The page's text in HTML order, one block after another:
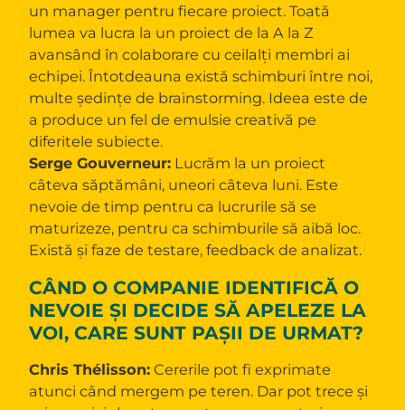
un manager pentru fiecare proiect. Toată
lumea va lucra la un proiect de la A la Z
avansând în colaborare cu ceilalți membri ai
echipei. Întotdeauna există schimburi între noi,
multe ședințe de brainstorming. Ideea este de
a produce un fel de emulsie creativă pe
diferitele subiecte.
Serge Gouverneur:Lucrăm la un proiect
câteva săptămâni, uneori câteva luni. Este
nevoie de timp pentru ca lucrurile să se
maturizeze, pentru ca schimburile să aibă loc.
Există și faze de testare, feedback de analizat.
CÂND O COMPANIE IDENTIFICĂ O
NEVOIE ȘI DECIDE SĂ APELEZE LA
VOI, CARE SUNT PAȘII DE URMAT?
Chris Thélisson:Cererile pot fi exprimate
atunci când mergem pe teren. Dar pot trece și